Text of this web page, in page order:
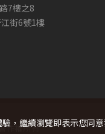
7樓之8
街6號1樓
作權所有
，繼續瀏覽即表示您同意